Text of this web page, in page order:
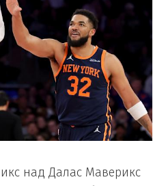
над Далас Маверикс